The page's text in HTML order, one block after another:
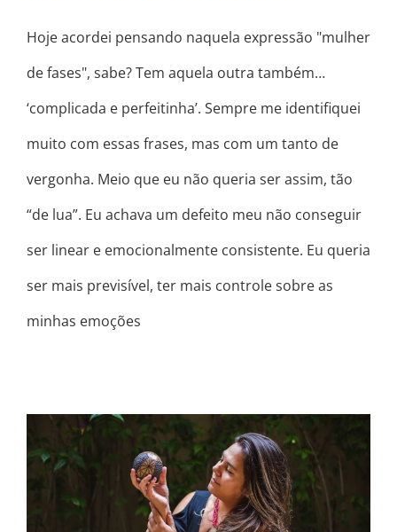
Hoje acordei pensando naquela expressão "mulher
de fases", sabe? Tem aquela outra também…
‘complicada e perfeitinha’. Sempre me identifiquei
muito com essas frases, mas com um tanto de
vergonha. Meio que eu não queria ser assim, tão
“de lua”. Eu achava um defeito meu não conseguir
ser linear e emocionalmente consistente. Eu queria
ser mais previsível, ter mais controle sobre as
minhas emoções
MULHER DE FASES